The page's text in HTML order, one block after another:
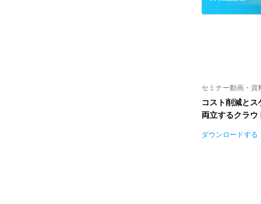
セミナー動画・資
コスト削減と
両立するクラウ
ダウンロードする